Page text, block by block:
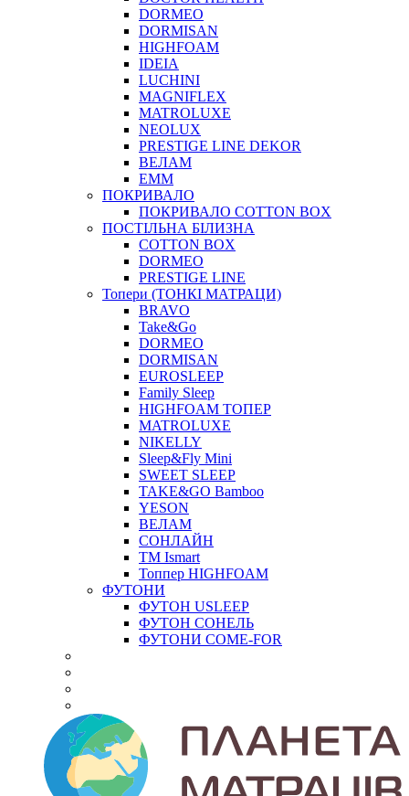
DORMEO
DORMISAN
HIGHFOAM
IDEIA
LUCHINI
MAGNIFLEX
MATROLUXE
NEOLUX
PRESTIGE LINE DEKOR
ВЕЛАМ
ЕММ
ПОКРИВАЛО
ПОКРИВАЛО COTTON BOX
ПОСТІЛЬНА БІЛИЗНА
COTTON BOX
DORMEO
PRESTIGE LINE
Топери (ТОНКІ МАТРАЦИ)
BRAVO
Take&Go
DORMEO
DORMISAN
EUROSLEEP
Family Sleep
HIGHFOAM ТОПЕР
MATROLUXE
NIKELLY
Sleep&Fly Mini
SWEET SLEEP
TAKE&GO Bamboo
YESON
ВЕЛАМ
СОНЛАЙН
ТМ Ismart
Топпер HIGHFOAM
ФУТОНИ
ФУТОН USLEEP
ФУТОН СОНЕЛЬ
ФУТОНИ COME-FOR